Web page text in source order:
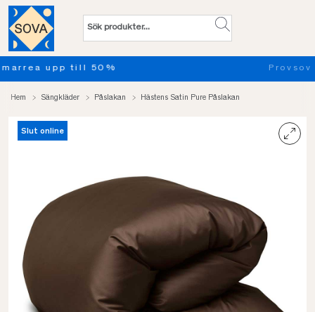
Provsov upp till 100 nätter. Läs
Hem Sängkläder Påslakan Hästens Satin Pure Påslakan
Slut online